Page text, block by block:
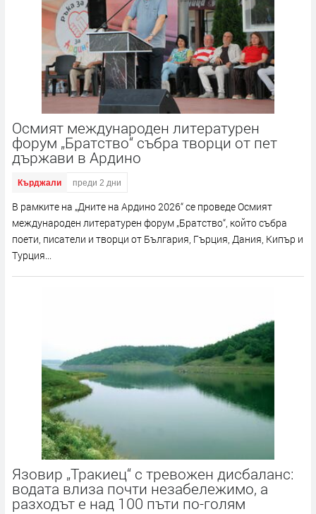
Осмият международен литературен
форум „Братство“ събра творци от пет
държави в Ардино
Кърджали преди 2 дни
В рамките на „Дните на Ардино 2026“ се проведе Осмият
международен литературен форум „Братство“, който събра
поети, писатели и творци от България, Гърция, Дания, Кипър и
Турция...
Язовир „Тракиец“ с тревожен дисбаланс:
водата влиза почти незабележимо, а
разходът е над 100 пъти по-голям